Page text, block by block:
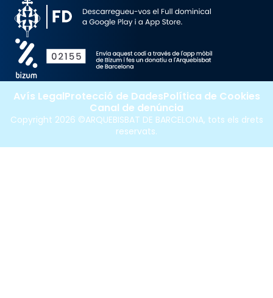
Copyright 2026 ©ARQUEBISBAT DE BARCELONA, tots els drets
reservats.
Avís LegalProtecció de DadesPolítica de Cookies
Canal de denúncia